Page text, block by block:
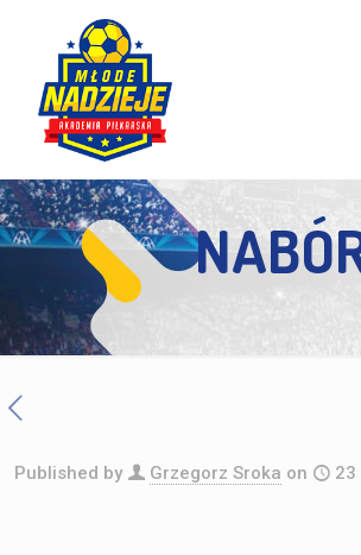
Published by Grzegorz Sroka on 23